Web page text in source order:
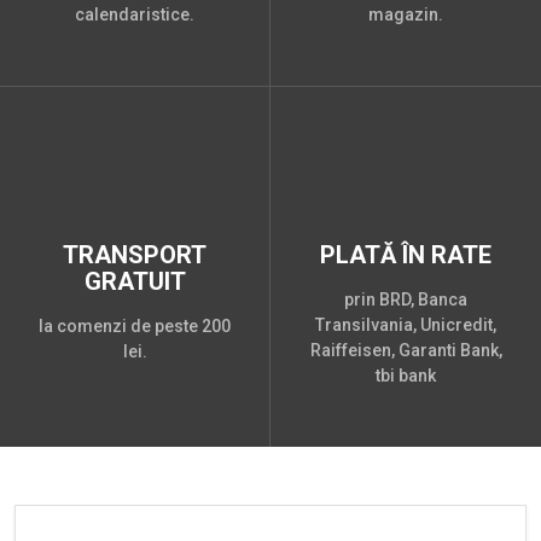
calendaristice.
magazin.
TRANSPORT
GRATUIT
la comenzi de peste 200
lei.
PLATĂ ÎN RATE
prin BRD, Banca
Transilvania, Unicredit,
Raiffeisen, Garanti Bank,
tbi bank